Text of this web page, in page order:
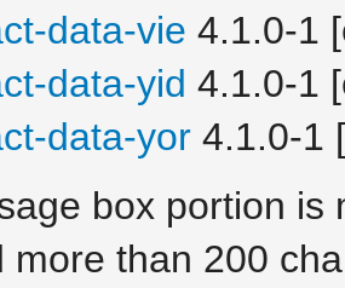
data-vie 4.1.0-1
data-yid 4.1.0-1
data-yor4.1.0-1
box portion is
more than 200